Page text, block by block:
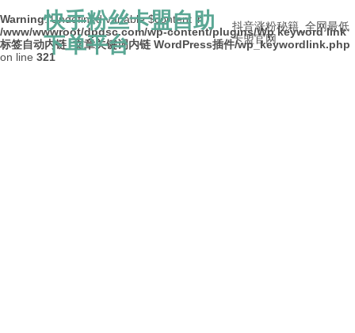
Warning: Undefined variable $content in
/www/wwwroot/dpdsc.com/wp-content/plugins/Wp keyword link
标签自动内链_文章关键词内链 WordPress插件/wp_keywordlink.php
on line 321
快手粉丝卡盟自助
下单平台
抖音涨粉秘籍_全网最低
卡盟官网